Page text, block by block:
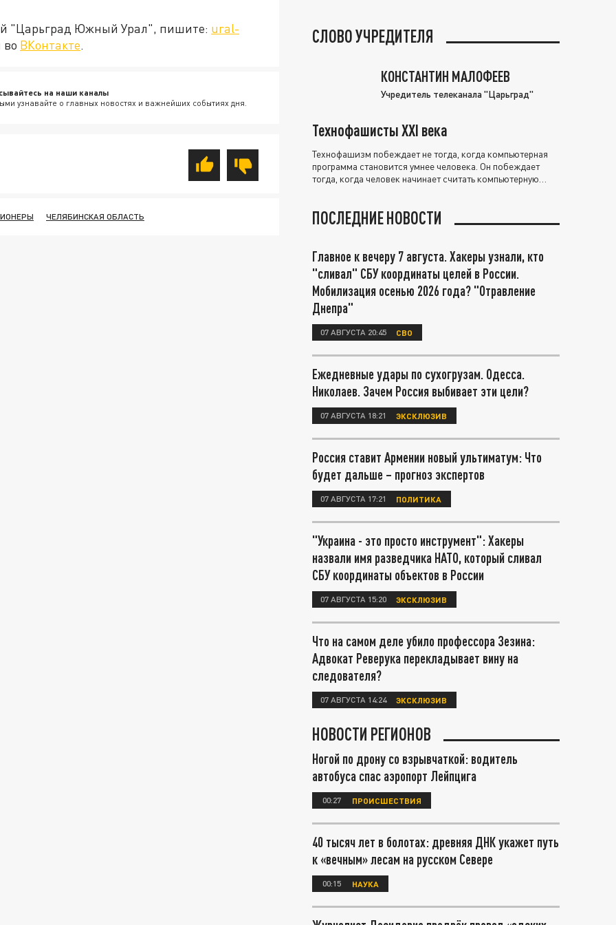
"Царьград Южный Урал", пишите: ural-
во ВКонтакте.
на наши каналы
узнавайте о главных новостях и важнейших событиях дня.
ЧЕЛЯБИНСКАЯ ОБЛАСТЬ
СЛОВО УЧРЕДИТЕЛЯ
КОНСТАНТИН МАЛОФЕЕВ
Учредитель телеканала "Царьград"
Технофашисты XXI века
Технофашизм побеждает не тогда, когда компьютерная
программа становится умнее человека. Он побеждает
тогда, когда человек начинает считать компьютерную
ПОСЛЕДНИЕ НОВОСТИ
Главное к вечеру 7 августа. Хакеры узнали, кто
"сливал" СБУ координаты целей в России.
Мобилизация осенью 2026 года? "Отравление
Днепра"
07 АВГУСТА 20:45 СВО
Ежедневные удары по сухогрузам. Одесса.
Николаев. Зачем Россия выбивает эти цели?
07 АВГУСТА 18:21 ЭКСКЛЮЗИВ
Россия ставит Армении новый ультиматум: Что
будет дальше – прогноз экспертов
07 АВГУСТА 17:21 ПОЛИТИКА
"Украина - это просто инструмент": Хакеры
назвали имя разведчика НАТО, который сливал
СБУ координаты объектов в России
07 АВГУСТА 15:20 ЭКСКЛЮЗИВ
Что на самом деле убило профессора Зезина:
Адвокат Реверука перекладывает вину на
следователя?
07 АВГУСТА 14:24 ЭКСКЛЮЗИВ
НОВОСТИ РЕГИОНОВ
Ногой по дрону со взрывчаткой: водитель
автобуса спас аэропорт Лейпцига
00:27 ПРОИСШЕСТВИЯ
40 тысяч лет в болотах: древняя ДНК укажет путь
к «вечным» лесам на русском Севере
00:15 НАУКА